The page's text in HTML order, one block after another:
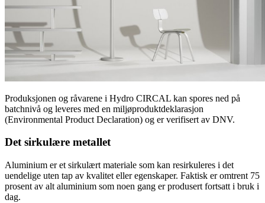
Produksjonen og råvarene i Hydro CIRCAL kan spores ned på
batchnivå og leveres med en miljøproduktdeklarasjon
(Environmental Product Declaration) og er verifisert av DNV.
Det sirkulære metallet
Aluminium er et sirkulært materiale som kan resirkuleres i det
uendelige uten tap av kvalitet eller egenskaper. Faktisk er omtrent 75
prosent av alt aluminium som noen gang er produsert fortsatt i bruk i
dag.